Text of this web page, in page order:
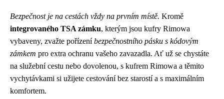
Bezpečnost je na cestách vždy na prvním místě. Kromě
integrovaného TSA zámku, kterým jsou kufry Rimowa
vybaveny, zvažte pořízeníbezpečnostního pásku s kódovým
zámkem pro extra ochranu vašeho zavazadla. Ať už se chystáte
na služební cestu nebo dovolenou, s kufrem Rimowa a těmito
vychytávkami si užijete cestování bez starostí a s maximálním
komfortem.